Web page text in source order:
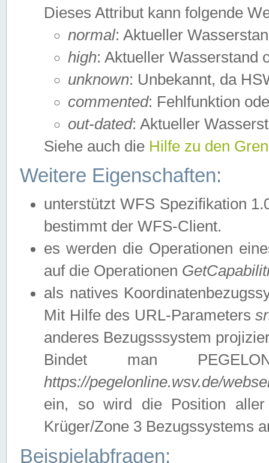
Dieses Attribut kann folgende
normal: Aktueller
high: Aktueller Wasserstand
unknown: Unbekannt, da
commented: Fehlfunktion
out-dated: Aktueller
Siehe auch die Hilfe zu den
Weitere Eigenschaften:
unterstützt WFS Spezifikation
bestimmt der WFS-Client.
es werden die Operationen
auf die Operationen
als natives
Mit Hilfe des URL-Parameters
anderes Bezugsssystem
Bindet man
https://pegelonline.wsv.de/
ein, so wird die Position
Krüger/Zone 3 Bezugssystems
Beispielabfragen: